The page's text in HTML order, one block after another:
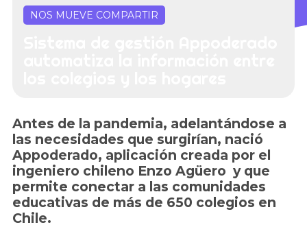
NOS MUEVE COMPARTIR
Antes de la pandemia, adelantándose a
las necesidades que surgirían, nació
Appoderado, aplicación creada por el
ingeniero chileno Enzo Agüero y que
permite conectar a las comunidades
educativas de más de 650 colegios en
Chile.